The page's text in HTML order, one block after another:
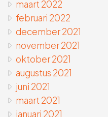
maart 2022
februari 2022
december 2021
november 2021
oktober 2021
augustus 2021
juni 2021
maart 2021
januari 2021